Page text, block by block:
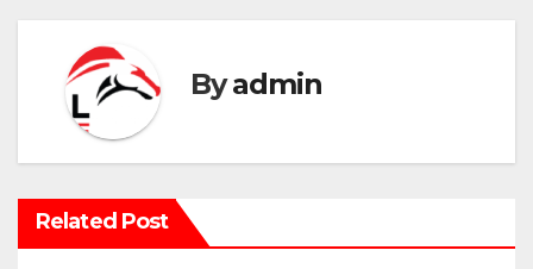
a
c
i
ó
n
Byadmin
Related Post